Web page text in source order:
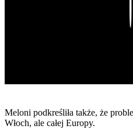
Meloni podkreśliła także, że
Włoch, ale całej Europy.